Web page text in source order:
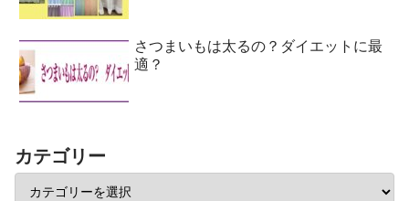
さつまいもは太るの？ダイエットに最
適？
カテゴリー